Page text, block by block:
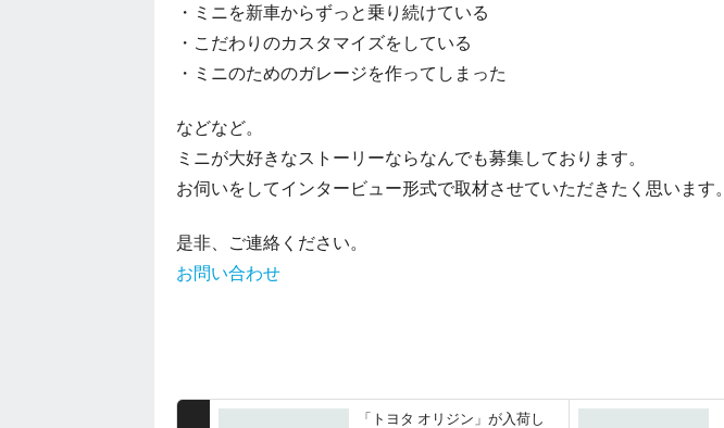
・ミニを新車からずっと乗り続けている
・こだわりのカスタマイズをしている
・ミニのためのガレージを作ってしまった
などなど。
ミニが大好きなストーリーならなんでも募集しております。
お伺いをしてインタービュー形式で取材させていただきたく思います。
是非、ご連絡ください。
お問い合わせ
「トヨタ オリジン」が入荷し